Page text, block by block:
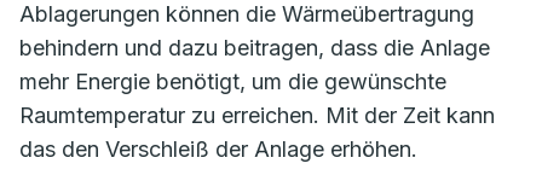
Ablagerungen können die Wärmeübertragung
behindern und dazu beitragen, dass die Anlage
mehr Energie benötigt, um die gewünschte
Raumtemperatur zu erreichen. Mit der Zeit kann
das den Verschleiß der Anlage erhöhen.